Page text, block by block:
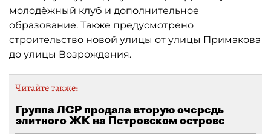
молодёжный клуб и дополнительное
образование. Также предусмотрено
строительство новой улицы от улицы Примакова
до улицы Возрождения.
Читайте также:
Группа ЛСР продала вторую очередь
элитного ЖК на Петровском острове